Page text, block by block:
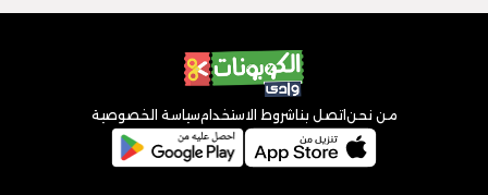
من نحن اتصل بنا شروط الاستخدامسياسة الخصوصية